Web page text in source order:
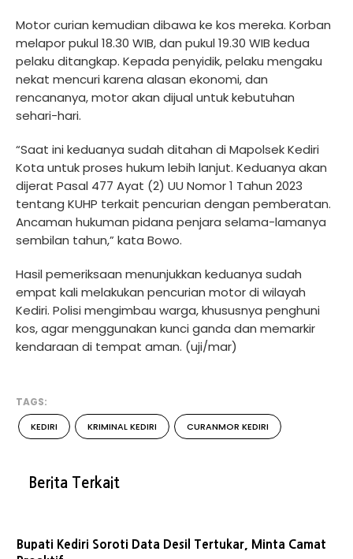
Motor curian kemudian dibawa ke kos mereka. Korban
melapor pukul 18.30 WIB, dan pukul 19.30 WIB kedua
pelaku ditangkap. Kepada penyidik, pelaku mengaku
nekat mencuri karena alasan ekonomi, dan
rencananya, motor akan dijual untuk kebutuhan
sehari-hari.
“Saat ini keduanya sudah ditahan di Mapolsek Kediri
Kota untuk proses hukum lebih lanjut. Keduanya akan
dijerat Pasal 477 Ayat (2) UU Nomor 1 Tahun 2023
tentang KUHP terkait pencurian dengan pemberatan.
Ancaman hukuman pidana penjara selama-lamanya
sembilan tahun,” kata Bowo.
Hasil pemeriksaan menunjukkan keduanya sudah
empat kali melakukan pencurian motor di wilayah
Kediri. Polisi mengimbau warga, khususnya penghuni
kos, agar menggunakan kunci ganda dan memarkir
kendaraan di tempat aman. (uji/mar)
TAGS:
KEDIRI KRIMINAL KEDIRI CURANMOR KEDIRI
Berita Terkait
Bupati Kediri Soroti Data Desil Tertukar, Minta Camat